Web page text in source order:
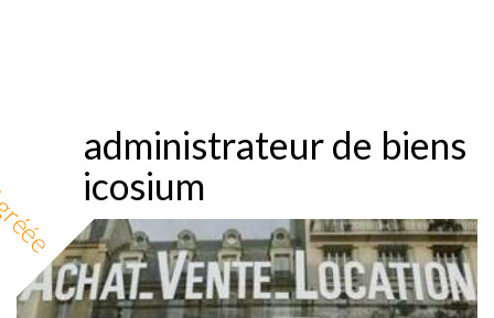
administrateur de biens
icosium